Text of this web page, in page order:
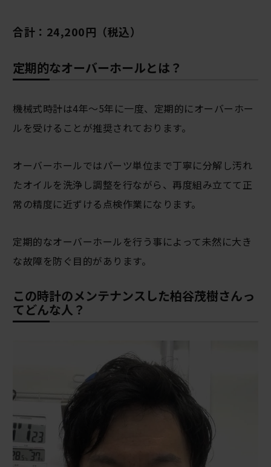
合計：24,200円（税込）
定期的なオーバーホールとは？
機械式時計は4年～5年に一度、定期的にオーバーホー
ルを受けることが推奨されております。
オーバーホールではパーツ単位まで丁寧に分解し汚れ
たオイルを洗浄し調整を行ながら、再度組み立てて正
常の精度に近ずける点検作業になります。
定期的なオーバーホールを行う事によって未然に大き
な故障を防ぐ目的があります。
この時計のメンテナンスした柏谷茂樹さんっ
てどんな人？